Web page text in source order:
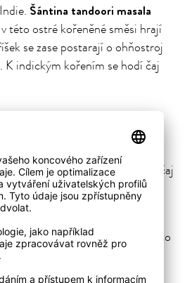
Šántina tandoori masala
této ostré kořeněné směsi hrají
se zase postarají o ohňostroj
indickým kořením se hodí čaj
nejznámější asijské přílohy.
kmínu i kousky mrkve. S tímto
vyvažuje černý čaj nebo čaj
cibule a citronové kůry. S tímto
dochutit kuskus nebo letní
čaj z máty peprné.